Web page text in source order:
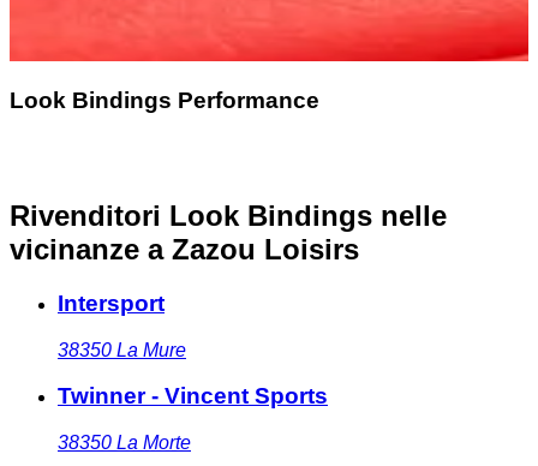
Look Bindings Performance
Rivenditori Look Bindings nelle
vicinanze a Zazou Loisirs
Intersport
38350 La Mure
Twinner - Vincent Sports
38350 La Morte